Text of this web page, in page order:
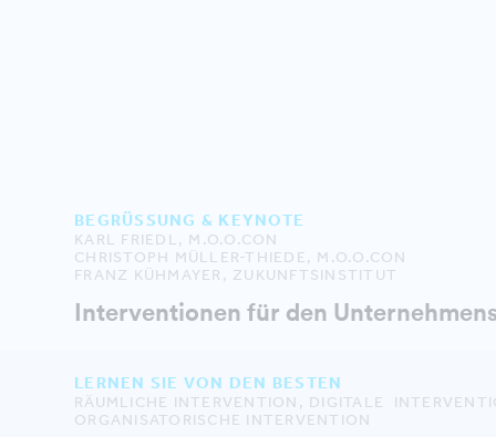
BEGRÜSSUNG & KEYNOTE
KARL FRIEDL, M.O.O.CON
CHRISTOPH MÜLLER-THIEDE, M.O.O.CON
FRANZ KÜHMAYER, ZUKUNFTSINSTITUT
Interventionen für den
LERNEN SIE VON DEN BESTEN
RÄUMLICHE INTERVENTION, DIGITALE
ORGANISATORISCHE INTERVENTION